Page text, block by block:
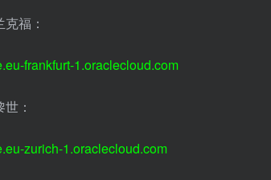
福：
frankfurt-1.oraclecloud.com
：
zurich-1.oraclecloud.com